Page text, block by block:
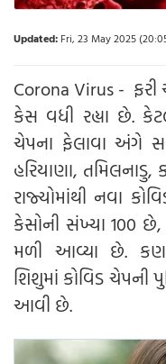
Updated: Fri, 23 May 2025
Corona Virus - ફરી
કેસ વધી રહ્યા છે.
ચેપના ફેલાવા અંગે
હરિયાણા,
રાજ્યોમાંથી નવા
કેસોની સંખ્યા 100
મળી આવ્યા છે.
શિશુમાં કોવિડ ચેપની
આવી છે.